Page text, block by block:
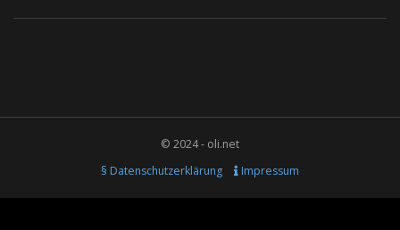
© 2024 - oli.net
§ Datenschutzerklärung
Impressum